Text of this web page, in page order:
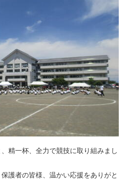
精一杯、全力で競技に取り組みまし
護者の皆様、温かい応援をありがと